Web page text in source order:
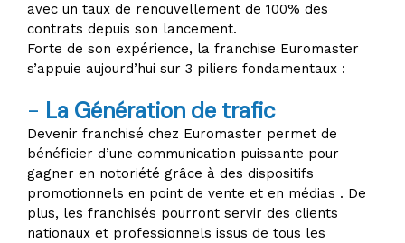
avec un taux de renouvellement de 100% des
contrats depuis son lancement.
Forte de son expérience, la franchise Euromaster
s’appuie aujourd’hui sur 3 piliers fondamentaux :
- La Génération de trafic
Devenir franchisé chez Euromaster permet de
bénéficier d’une communication puissante pour
gagner en notoriété grâce à des dispositifs
promotionnels en point de vente et en médias . De
plus, les franchisés pourront servir des clients
nationaux et professionnels issus de tous les